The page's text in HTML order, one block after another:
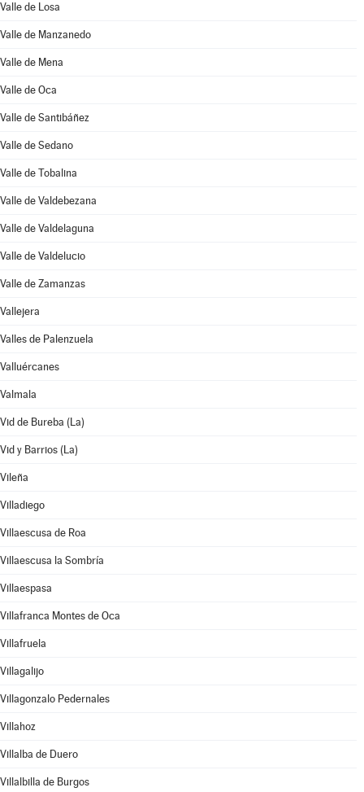
Valle de Losa
Valle de Manzanedo
Valle de Mena
Valle de Oca
Valle de Santibáñez
Valle de Sedano
Valle de Tobalina
Valle de Valdebezana
Valle de Valdelaguna
Valle de Valdelucio
Valle de Zamanzas
Vallejera
Valles de Palenzuela
Valluércanes
Valmala
Vid de Bureba (La)
Vid y Barrios (La)
Vileña
Villadiego
Villaescusa de Roa
Villaescusa la Sombría
Villaespasa
Villafranca Montes de Oca
Villafruela
Villagalijo
Villagonzalo Pedernales
Villahoz
Villalba de Duero
Villalbilla de Burgos